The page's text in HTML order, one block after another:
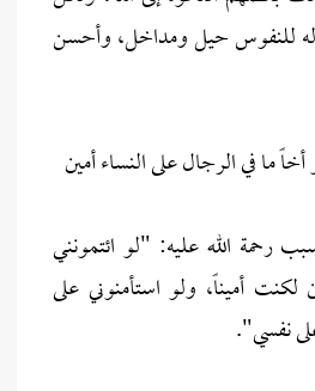
للنفوس حيل ومداخل، وأحسن
ما في الرجال على النساء أمين
رحمة الله عليه: "لو ائتمونني
أميناً، ولو استأمنوني على
نفسي".